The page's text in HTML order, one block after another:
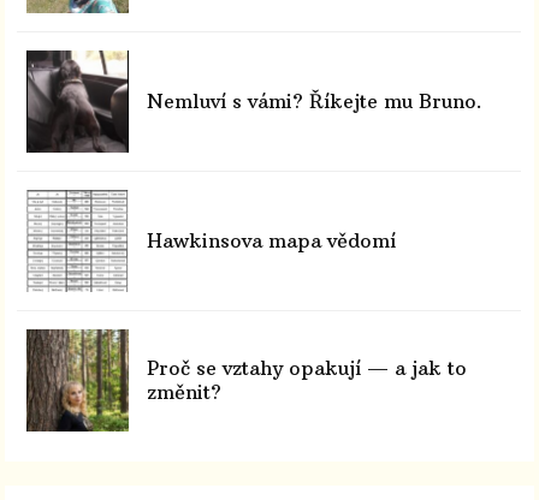
Nemluví s vámi? Říkejte mu Bruno.
Hawkinsova mapa vědomí
Proč se vztahy opakují — a jak to
změnit?